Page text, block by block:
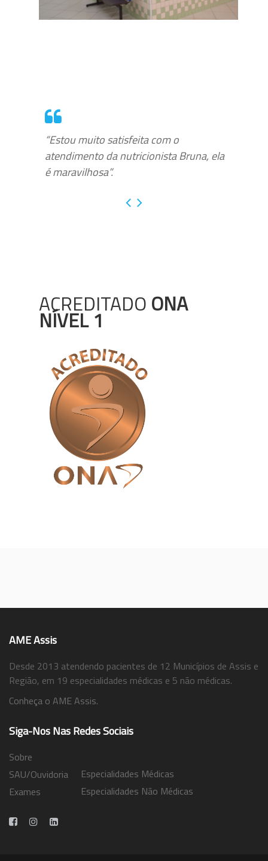
“Estou muito satisfeita com o
atendimento da nutricionista Bruna, ela
é maravilhosa”.
ACREDITADO ONA
NÍVEL 1
AME Assis
Desde 2013 atendendo pacientes de 12 Municípios de Assis e
Região, em 19 especialidades médicas e 5 não médicas.
Conheça o AME Assis.
Siga-Nos Nas Redes Sociais
Sobre
SAU/Ouvidoria
Exames
Especialidades Médicas
Especialidades Não Médicas